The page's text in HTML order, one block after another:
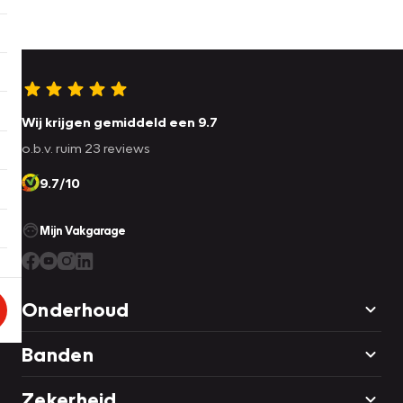
Wij krijgen gemiddeld een 9.7
o.b.v. ruim 23 reviews
9.7/10
Mijn Vakgarage
Onderhoud
Banden